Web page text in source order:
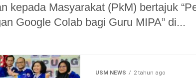
kepada Masyarakat (PkM) bertajuk
Google Colab bagi Guru MIPA” di...
USM NEWS 2 tahun ago